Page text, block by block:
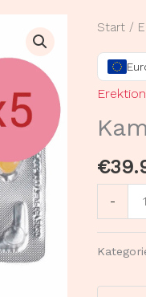
Start /
€
-
kaubar
5
Menge